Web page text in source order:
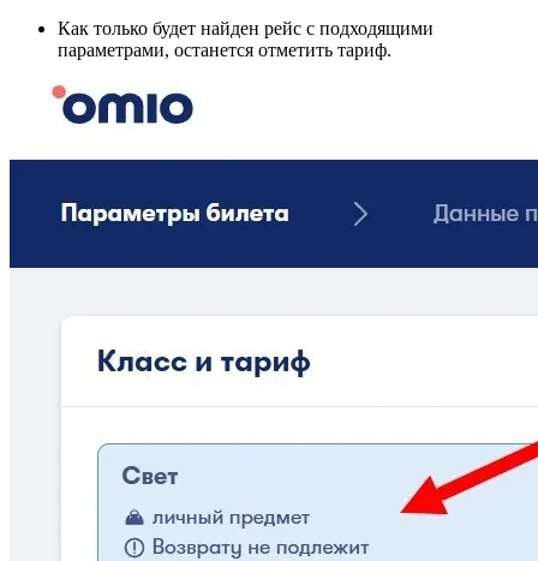
Как только будет найден рейс с подходящими
параметрами, останется отметить тариф.